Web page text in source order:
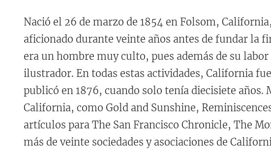
Nació el 26 de marzo de 1854 en Folsom,
aficionado durante veinte años antes de fundar
era un hombre muy culto, pues además de su
ilustrador. En todas estas actividades, California
publicó en 1876, cuando solo tenía diecisiete
California, como Gold and Sunshine,
artículos para The San Francisco Chronicle, The
más de veinte sociedades y asociaciones de